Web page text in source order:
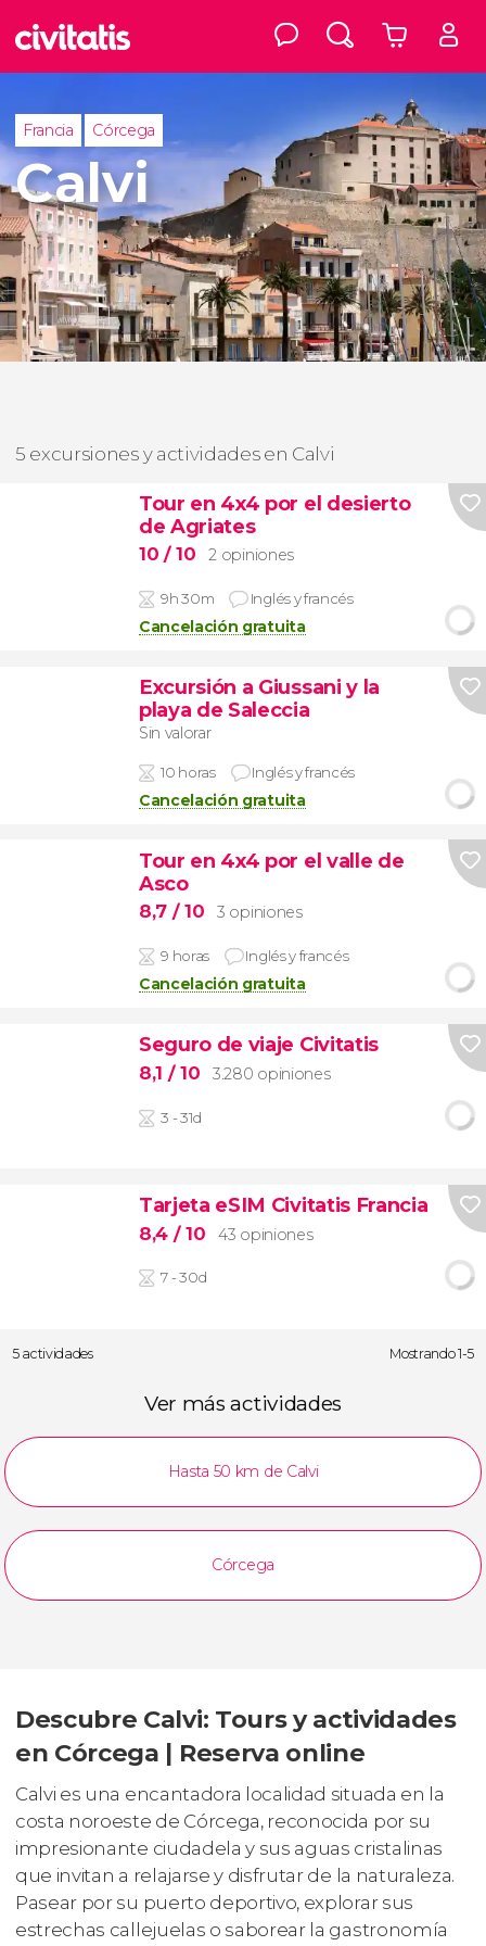
Francia Córcega
Calvi
5 excursiones y actividades en Calvi
Tour en 4x4 por el desierto
de Agriates
10 / 10 2 opiniones
9h 30m Inglés y francés
Cancelación gratuita
Excursión a Giussani y la
playa de Saleccia
Sin valorar
10 horas Inglés y francés
Cancelación gratuita
Tour en 4x4 por el valle de
Asco
8,7 / 10 3 opiniones
9 horas Inglés y francés
Cancelación gratuita
Seguro de viaje Civitatis
8,1 / 10 3.280 opiniones
3 - 31d
Tarjeta eSIM Civitatis Francia
8,4 / 10 43 opiniones
7 - 30d
5 actividades Mostrando 1-5
Ver más actividades
Hasta 50 km de Calvi
Córcega
Descubre Calvi: Tours y actividades
en Córcega | Reserva online
Calvi es una encantadora localidad situada en la
costa noroeste de Córcega, reconocida por su
impresionante ciudadela y sus aguas cristalinas
que invitan a relajarse y disfrutar de la naturaleza.
Pasear por su puerto deportivo, explorar sus
estrechas callejuelas o saborear la gastronomía